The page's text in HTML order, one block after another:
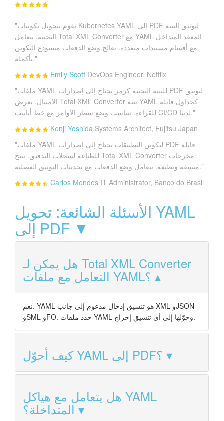
"نقوم بتحويل تكوينات Kubernetes YAML إلى PDF لتوثيق البنية
التحتية. يتعامل Total XML Converter مع YAML المعقد المتداخل
مع أقسام مستندات متعددة. يعالج وضع الدفعات مستودع التكوين
بأكمله."
Emily Scott DevOps Engineer, Netflix
"ملفات YAML للبنية التحتية كرمز تحتاج إلى إصدارات PDF لتوثيق
الامتثال. يعرض Total XML Converter بنية YAML كجداول قابلة
للقراءة. يتناسب وضع سطر الأوامر مع خط أنابيب CI/CD لدينا."
Kenji Yoshida Systems Architect, Fujitsu Japan
"ملفات YAML لتكوين التطبيقات تحتاج إلى إصدارات PDF قابلة
للطباعة لسجلات التدقيق. ينتج Total XML Converter مخرجات
منسقة ونظيفة. يتعامل وضع الدفعات مع تحديثات التوثيق الفصلية."
Carlos Mendes IT Administrator, Banco do Brasil
الأسئلة الشائعة: تحويل YAML
إلى PDF ▼
هل يمكن لـ Total XML Converter
التعامل مع ملفات YAML؟
نعم. YAML هو تنسيق إدخال مدعوم إلى جانب XML وJSON
وSML وFO. حدد ملفات YAML وحوّلها إلى أي تنسيق إخراج.
كيف أحوّل YAML إلى PDF؟
هل يتعامل مع هياكل YAML
المتداخلة؟